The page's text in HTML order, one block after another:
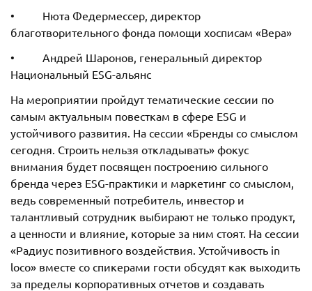
• Нюта Федермессер, директор
благотворительного фонда помощи хосписам «Вера»
• Андрей Шаронов, генеральный директор
Национальный ESG-альянс
На мероприятии пройдут тематические сессии по
самым актуальным повесткам в сфере ESG и
устойчивого развития. На сессии «Бренды со смыслом
сегодня. Строить нельзя откладывать» фокус
внимания будет посвящен построению сильного
бренда через ESG-практики и маркетинг со смыслом,
ведь современный потребитель, инвестор и
талантливый сотрудник выбирают не только продукт,
а ценности и влияние, которые за ним стоят. На сессии
«Радиус позитивного воздействия. Устойчивость in
loco» вместе со спикерами гости обсудят как выходить
за пределы корпоративных отчетов и создавать